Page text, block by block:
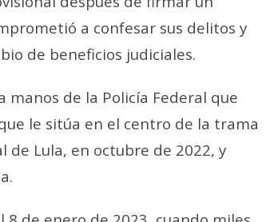
a confesar sus delitos y
de beneficios judiciales.
de la Policía Federal que
le sitúa en el centro de la trama
de Lula, en octubre de 2022, y